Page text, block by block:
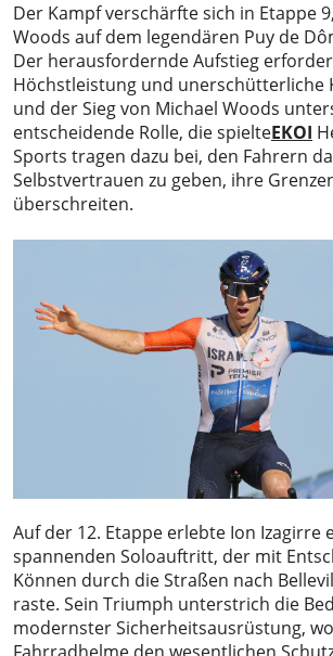
Der Kampf verschärfte sich in Etappe
Woods auf dem legendären Puy de
Der herausfordernde Aufstieg
Höchstleistung und unerschütterliche
und der Sieg von Michael Woods
entscheidende Rolle, die spielteEKOI
Sports tragen dazu bei, den Fahrern
Selbstvertrauen zu geben, ihre
überschreiten.
Auf der 12. Etappe erlebte Ion Izagirre
spannenden Soloauftritt, der mit
Können durch die Straßen nach
raste. Sein Triumph unterstrich die
modernster Sicherheitsausrüstung,